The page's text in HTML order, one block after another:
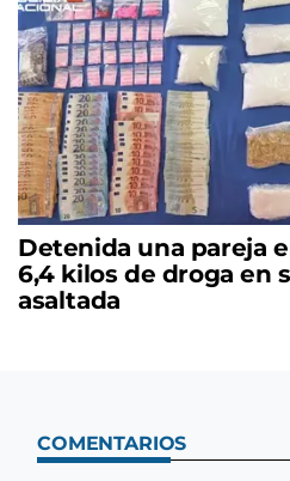
Detenida una pareja
6,4 kilos de droga en
asaltada
COMENTARIOS